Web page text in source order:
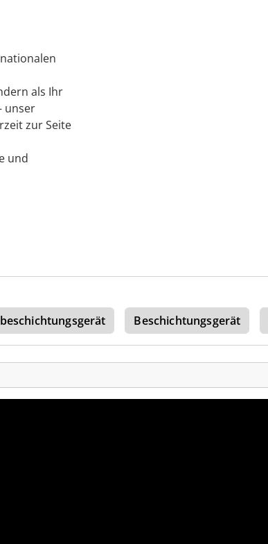
als Ihr
unser
zur Seite
und
Beschichtungsgerät